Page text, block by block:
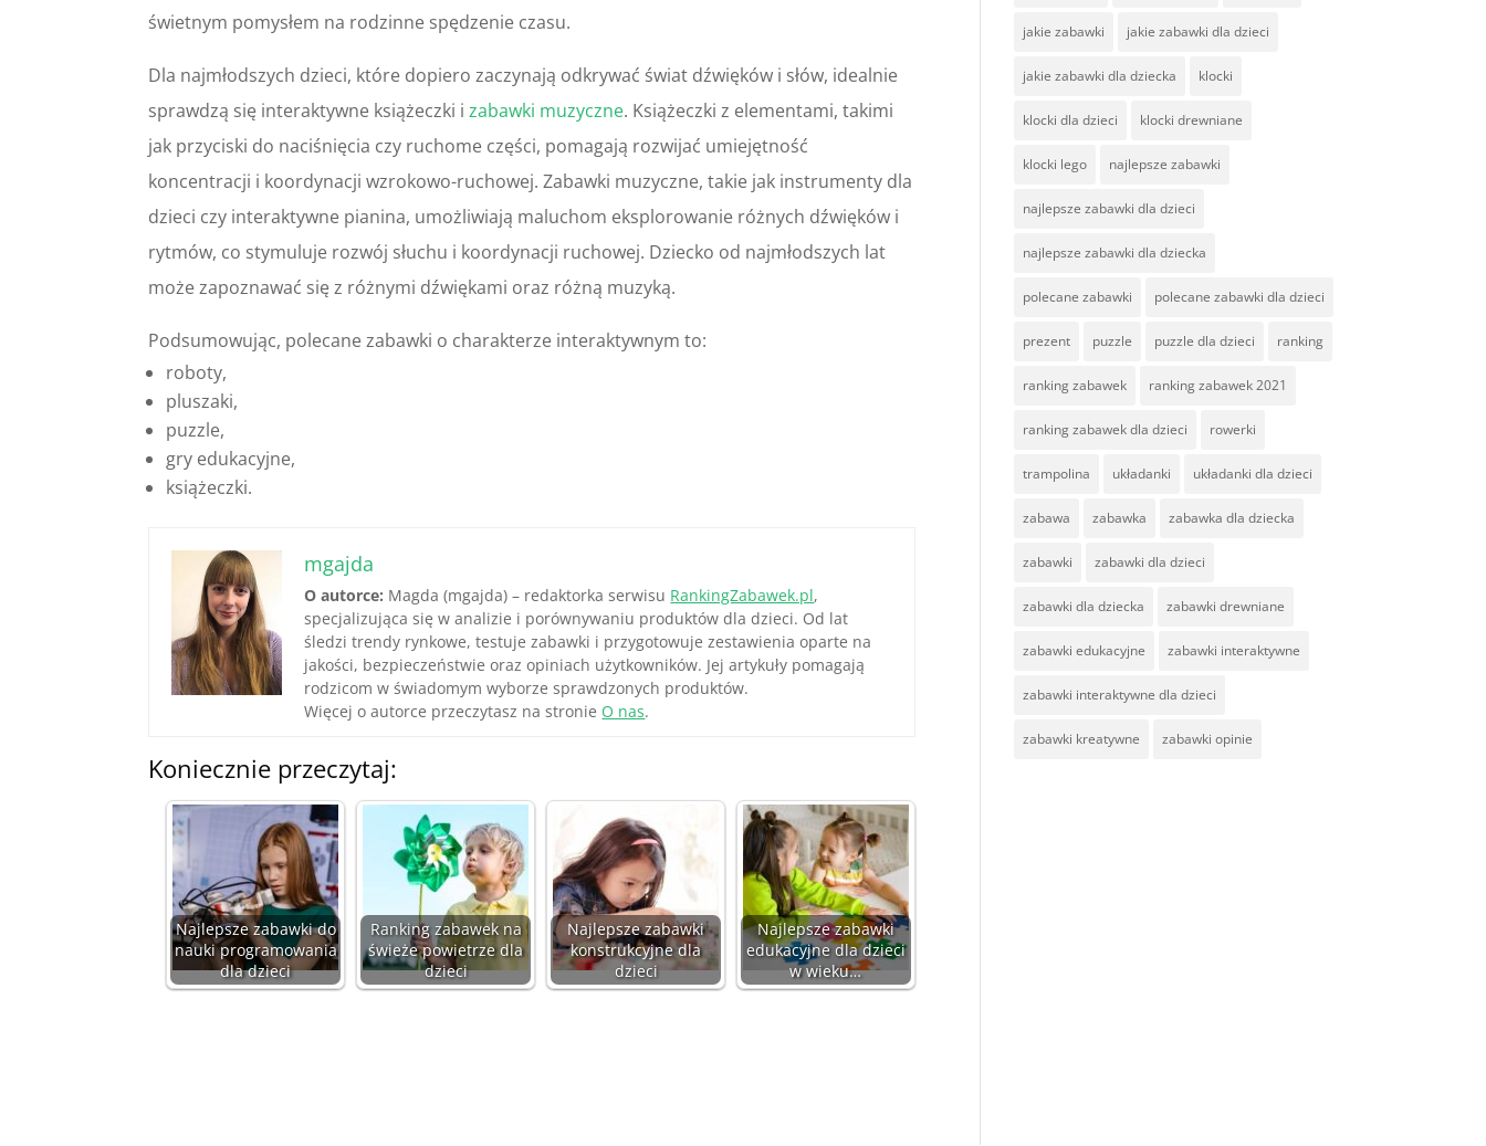
świetnym pomysłem na rodzinne spędzenie czasu.
Dla najmłodszych dzieci, które dopiero zaczynają odkrywać świat dźwięków i słów, idealnie
sprawdzą się interaktywne książeczki i zabawki muzyczne. Książeczki z elementami, takimi
jak przyciski do naciśnięcia czy ruchome części, pomagają rozwijać umiejętność
koncentracji i koordynacji wzrokowo-ruchowej. Zabawki muzyczne, takie jak instrumenty dla
dzieci czy interaktywne pianina, umożliwiają maluchom eksplorowanie różnych dźwięków i
rytmów, co stymuluje rozwój słuchu i koordynacji ruchowej. Dziecko od najmłodszych lat
może zapoznawać się z różnymi dźwiękami oraz różną muzyką.
Podsumowując, polecane zabawki o charakterze interaktywnym to:
roboty,
pluszaki,
puzzle,
gry edukacyjne,
książeczki.
mgajda
O autorce: Magda (mgajda) – redaktorka serwisu RankingZabawek.pl,
specjalizująca się w analizie i porównywaniu produktów dla dzieci. Od lat
śledzi trendy rynkowe, testuje zabawki i przygotowuje zestawienia oparte na
jakości, bezpieczeństwie oraz opiniach użytkowników. Jej artykuły pomagają
rodzicom w świadomym wyborze sprawdzonych produktów.
Więcej o autorce przeczytasz na stronie O nas.
Koniecznie przeczytaj:
Najlepsze zabawki do
nauki programowania
dla dzieci
Ranking zabawek na
świeże powietrze dla
dzieci
Najlepsze zabawki
konstrukcyjne dla
dzieci
Najlepsze zabawki
edukacyjne dla dzieci
w wieku…
jakie zabawki jakie zabawki dla dzieci
jakie zabawki dla dziecka klocki
klocki dla dzieci klocki drewniane
klocki lego najlepsze zabawki
najlepsze zabawki dla dzieci
najlepsze zabawki dla dziecka
polecane zabawki polecane zabawki dla dzieci
prezent puzzle puzzle dla dzieci ranking
ranking zabawek ranking zabawek 2021
ranking zabawek dla dzieci rowerki
trampolina układanki układanki dla dzieci
zabawa zabawka zabawka dla dziecka
zabawki zabawki dla dzieci
zabawki dla dziecka zabawki drewniane
zabawki edukacyjne zabawki interaktywne
zabawki interaktywne dla dzieci
zabawki kreatywne zabawki opinie